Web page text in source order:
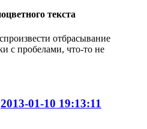
текста
отбрасывание
с пробелами, что-то не
2013-01-10 19:13:11